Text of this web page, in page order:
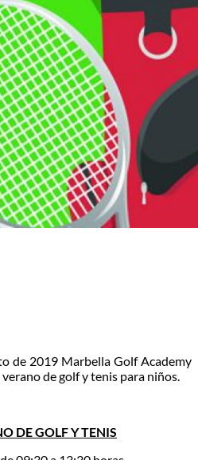
de 2019 Marbella Golf Academy
de golf y tenis para niños.
DE GOLF Y TENIS